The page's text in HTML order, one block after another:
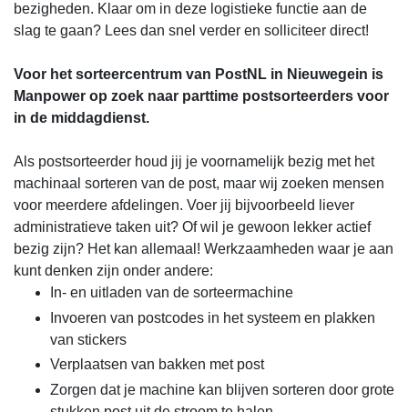
bezigheden. Klaar om in deze logistieke functie aan de
slag te gaan? Lees dan snel verder en solliciteer direct!
Voor het sorteercentrum van PostNL in Nieuwegein is
Manpower op zoek naar parttime postsorteerders voor
in de middagdienst.
Als postsorteerder houd jij je voornamelijk bezig met het
machinaal sorteren van de post, maar wij zoeken mensen
voor meerdere afdelingen. Voer jij bijvoorbeeld liever
administratieve taken uit? Of wil je gewoon lekker actief
bezig zijn? Het kan allemaal! Werkzaamheden waar je aan
kunt denken zijn onder andere:
In- en uitladen van de sorteermachine
Invoeren van postcodes in het systeem en plakken
van stickers
Verplaatsen van bakken met post
Zorgen dat je machine kan blijven sorteren door grote